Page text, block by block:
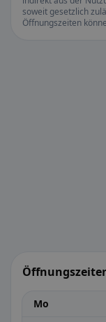
soweit gesetzlich
Öffnungszeiten
Mo